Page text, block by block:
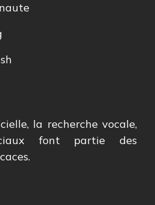
la recherche vocale,
font partie des